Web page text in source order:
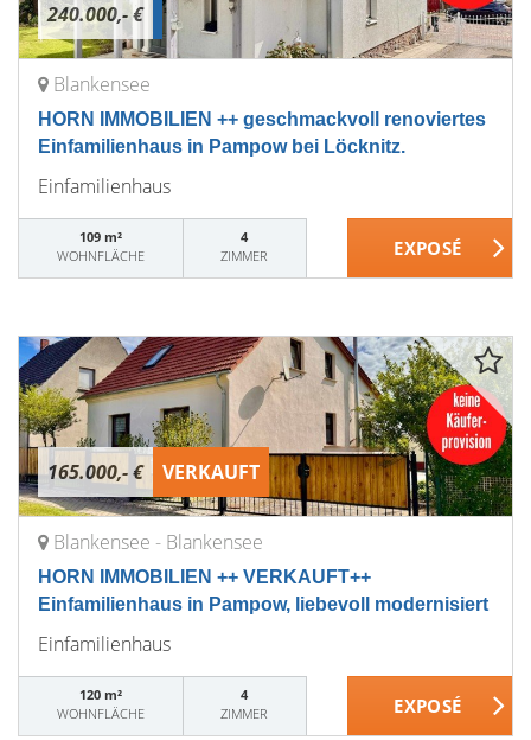
240.000,- €
Blankensee
HORN IMMOBILIEN ++ geschmackvoll renoviertes
Einfamilienhaus in Pampow bei Löcknitz.
Einfamilienhaus
109 m²
WOHNFLÄCHE
4
ZIMMER
165.000,- € VERKAUFT
Blankensee - Blankensee
HORN IMMOBILIEN ++ VERKAUFT++
Einfamilienhaus in Pampow, liebevoll modernisiert
Einfamilienhaus
120 m²
WOHNFLÄCHE
4
ZIMMER